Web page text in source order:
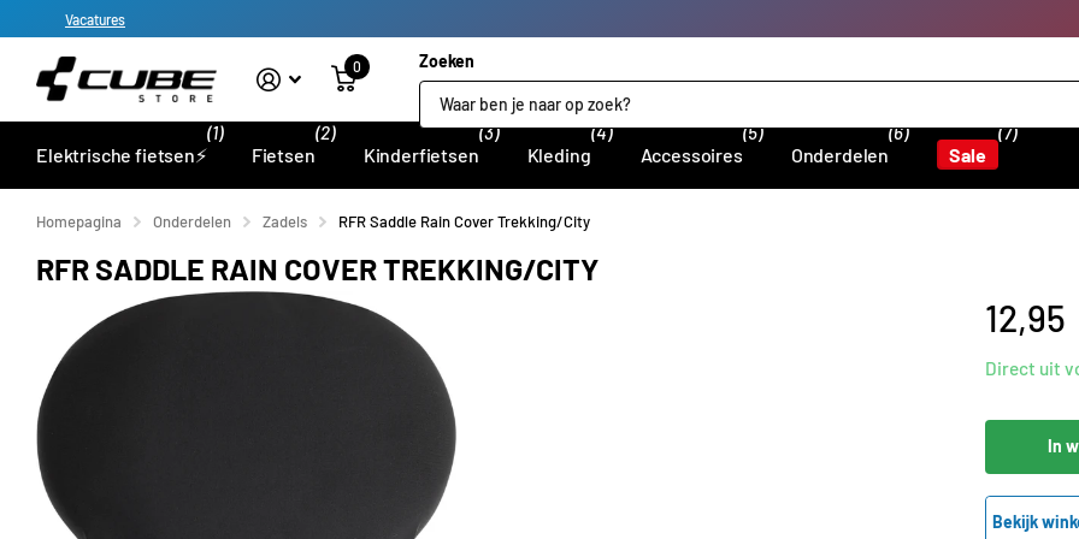
Vacatures
Zoeken
0
Elektrische fietsen⚡
(1)
Fietsen
(2)
Kinderfietsen
(3)
Kleding
(4)
Accessoires
(5)
Onderdelen
(6)
Sale
(7)
Homepagina Onderdelen Zadels RFR Saddle Rain Cover Trekking/City
RFR SADDLE RAIN COVER TREKKING/CITY
12,95
Direct uit
In
Bekijk